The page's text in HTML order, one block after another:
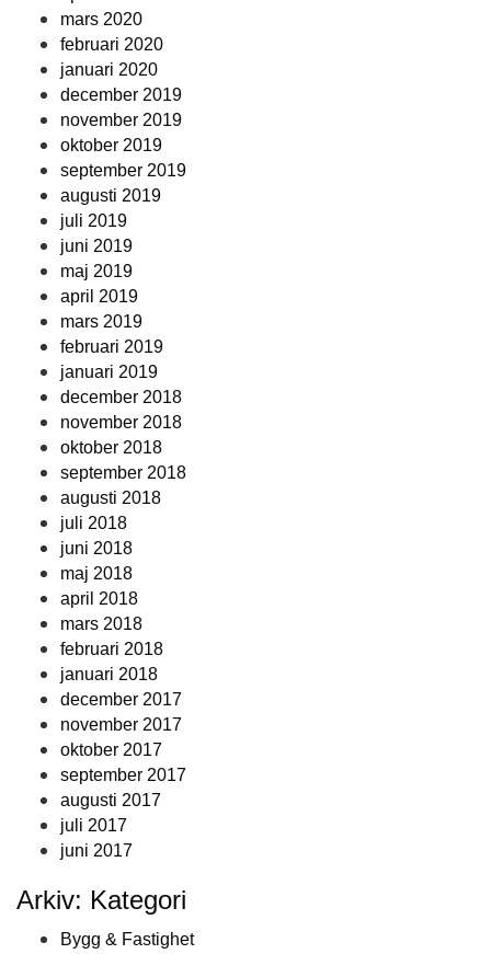
mars 2020
februari 2020
januari 2020
december 2019
november 2019
oktober 2019
september 2019
augusti 2019
juli 2019
juni 2019
maj 2019
april 2019
mars 2019
februari 2019
januari 2019
december 2018
november 2018
oktober 2018
september 2018
augusti 2018
juli 2018
juni 2018
maj 2018
april 2018
mars 2018
februari 2018
januari 2018
december 2017
november 2017
oktober 2017
september 2017
augusti 2017
juli 2017
juni 2017
Arkiv: Kategori
Bygg & Fastighet